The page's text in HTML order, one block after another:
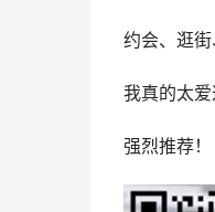
约会、逛
我真的太
强烈推荐！